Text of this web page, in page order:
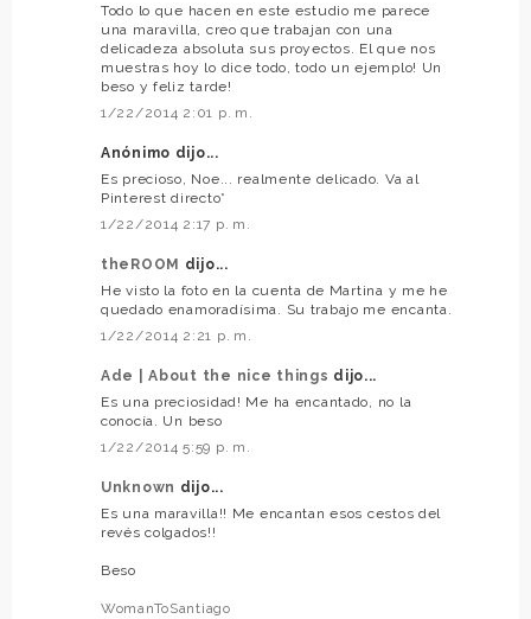
Todo lo que hacen en este estudio me parece
una maravilla, creo que trabajan con una
delicadeza absoluta sus proyectos. El que nos
muestras hoy lo dice todo, todo un ejemplo! Un
beso y feliz tarde!
1/22/2014 2:01 p. m.
Anónimo dijo...
Es precioso, Noe... realmente delicado. Va al
Pinterest directo*
1/22/2014 2:17 p. m.
theROOM dijo...
He visto la foto en la cuenta de Martina y me he
quedado enamoradísima. Su trabajo me encanta.
1/22/2014 2:21 p. m.
Ade | About the nice things dijo...
Es una preciosidad! Me ha encantado, no la
conocía. Un beso
1/22/2014 5:59 p. m.
Unknown dijo...
Es una maravilla!! Me encantan esos cestos del
revés colgados!!
Beso
WomanToSantiago